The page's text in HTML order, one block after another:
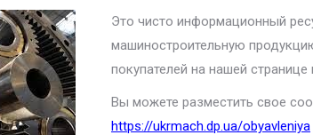
Это чисто информационный
машиностроительную
покупателей на нашей странице
Вы можете разместить свое
https://ukrmach.dp.ua/obyavleniya